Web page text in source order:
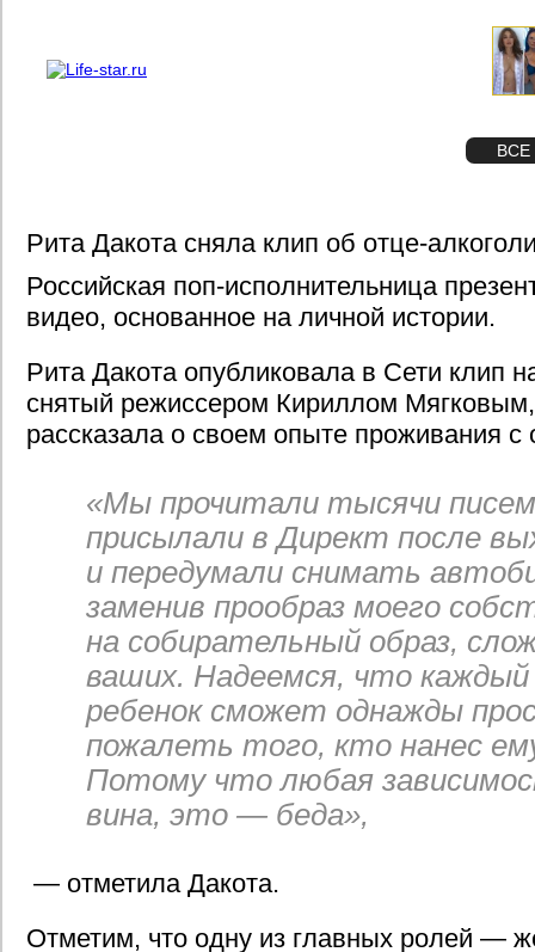
ВСЕ
Рита Дакота сняла клип об отце-
Российская поп-исполнительница
видео, основанное на личной истории.
Рита Дакота опубликовала в Сети клип
снятый режиссером Кириллом
рассказала о своем опыте проживания с
«Мы прочитали тысячи
присылали в Директ после
и передумали снимать
заменив прообраз моего
на собирательный образ,
ваших. Надеемся, что
ребенок сможет однажды
пожалеть того, кто нанес
Потому что любая
вина, это — беда»,
— отметила Дакота.
Отметим, что одну из главных ролей —